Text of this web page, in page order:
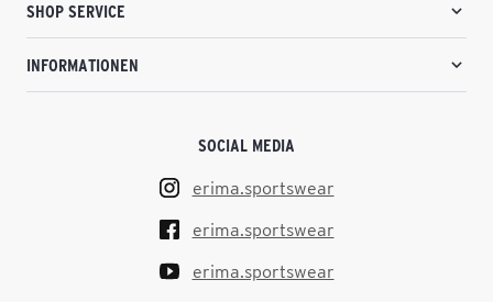
SHOP SERVICE
INFORMATIONEN
SOCIAL MEDIA
erima.sportswear
erima.sportswear
erima.sportswear